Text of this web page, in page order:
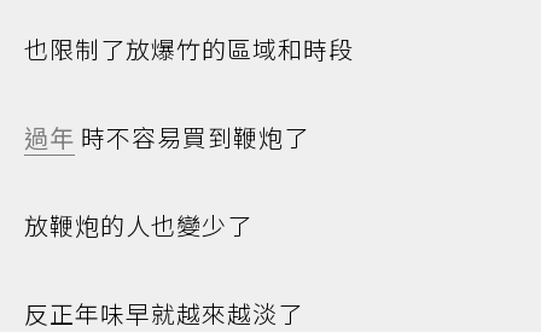
也限制了放爆竹的區域和時段
過年 時不容易買到鞭炮了
放鞭炮的人也變少了
反正年味早就越來越淡了